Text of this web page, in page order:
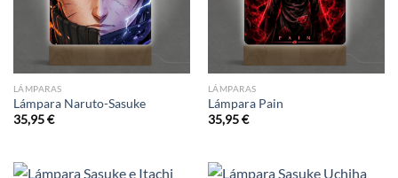
LÁMPARAS
Lámpara Naruto-Sasuke
35,95€
LÁMPARAS
Lámpara Pain
35,95€